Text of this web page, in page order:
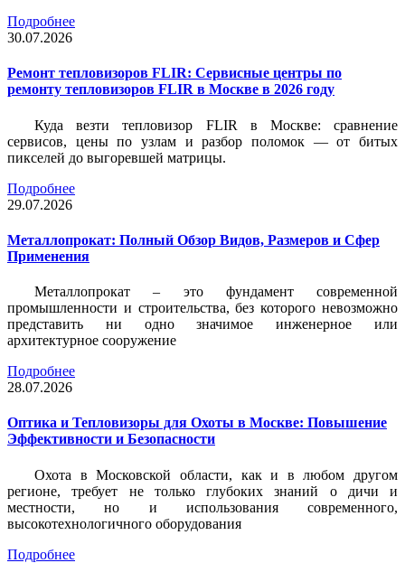
Подробнее
30.07.2026
Ремонт тепловизоров FLIR: Сервисные центры по
ремонту тепловизоров FLIR в Москве в 2026 году
Куда везти тепловизор FLIR в Москве: сравнение
сервисов, цены по узлам и разбор поломок — от битых
пикселей до выгоревшей матрицы.
Подробнее
29.07.2026
Металлопрокат: Полный Обзор Видов, Размеров и Сфер
Применения
Металлопрокат – это фундамент современной
промышленности и строительства, без которого невозможно
представить ни одно значимое инженерное или
архитектурное сооружение
Подробнее
28.07.2026
Оптика и Тепловизоры для Охоты в Москве: Повышение
Эффективности и Безопасности
Охота в Московской области, как и в любом другом
регионе, требует не только глубоких знаний о дичи и
местности, но и использования современного,
высокотехнологичного оборудования
Подробнее